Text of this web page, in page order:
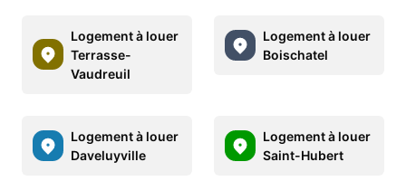
Logement à louer
Terrasse-
Vaudreuil
Logement à louer
Boischatel
Logement à louer
Daveluyville
Logement à louer
Saint-Hubert